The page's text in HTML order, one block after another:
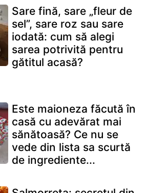
Sare fină, sare „fleur de
sel”, sare roz sau sare
iodată: cum să alegi
sarea potrivită pentru
gătitul acasă?
Este maioneza făcută în
casă cu adevărat mai
sănătoasă? Ce nu se
vede din lista sa scurtă
de ingrediente...